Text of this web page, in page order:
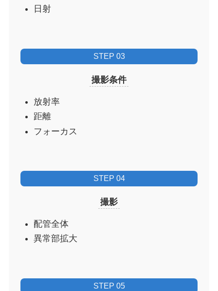
日射
STEP 03
撮影条件
放射率
距離
フォーカス
STEP 04
撮影
配管全体
異常部拡大
STEP 05